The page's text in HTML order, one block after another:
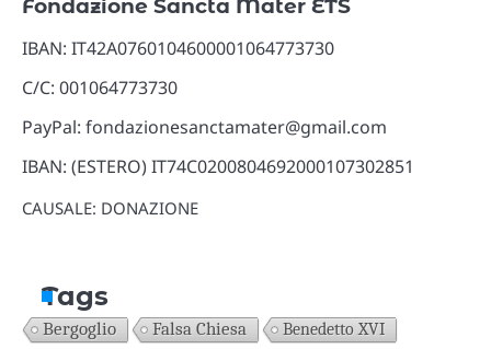
Fondazione Sancta Mater ETS
IBAN: IT42A0760104600001064773730
C/C: 001064773730
PayPal: fondazionesanctamater@gmail.com
IBAN: (ESTERO) IT74C0200804692000107302851
CAUSALE: DONAZIONE
Tags
Bergoglio Falsa Chiesa Benedetto XVI